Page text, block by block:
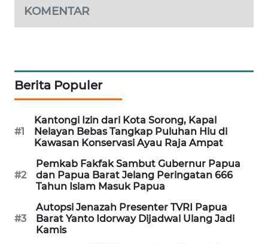
KOMENTAR
Berita Populer
#1
Kantongi Izin dari Kota Sorong, Kapal
Nelayan Bebas Tangkap Puluhan Hiu di
Kawasan Konservasi Ayau Raja Ampat
#2
Pemkab Fakfak Sambut Gubernur Papua
dan Papua Barat Jelang Peringatan 666
Tahun Islam Masuk Papua
#3
Autopsi Jenazah Presenter TVRI Papua
Barat Yanto Idorway Dijadwal Ulang Jadi
Kamis
SIBARAGAS
NEWS
MEDAN
NEWS
METRO
JAKARTA
NEWS
KRT
NEWS